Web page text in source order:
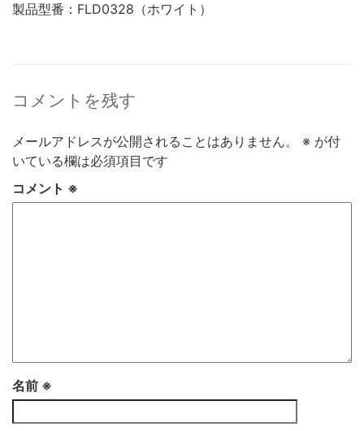
製品型番：FLD0328（ホワイト）
コメントを残す
メールアドレスが公開されることはありません。 ※ が付
いている欄は必須項目です
コメント ※
名前 ※